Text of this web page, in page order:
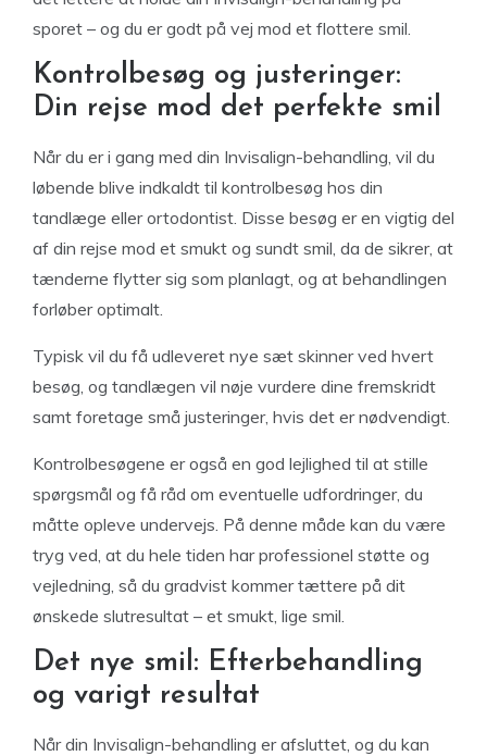
sporet – og du er godt på vej mod et flottere smil.
Kontrolbesøg og justeringer:
Din rejse mod det perfekte smil
Når du er i gang med din Invisalign-behandling, vil du
løbende blive indkaldt til kontrolbesøg hos din
tandlæge eller ortodontist. Disse besøg er en vigtig del
af din rejse mod et smukt og sundt smil, da de sikrer, at
tænderne flytter sig som planlagt, og at behandlingen
forløber optimalt.
Typisk vil du få udleveret nye sæt skinner ved hvert
besøg, og tandlægen vil nøje vurdere dine fremskridt
samt foretage små justeringer, hvis det er nødvendigt.
Kontrolbesøgene er også en god lejlighed til at stille
spørgsmål og få råd om eventuelle udfordringer, du
måtte opleve undervejs. På denne måde kan du være
tryg ved, at du hele tiden har professionel støtte og
vejledning, så du gradvist kommer tættere på dit
ønskede slutresultat – et smukt, lige smil.
Det nye smil: Efterbehandling
og varigt resultat
Når din Invisalign-behandling er afsluttet, og du kan